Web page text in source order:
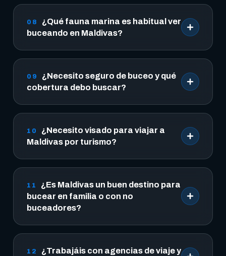
08
¿Qué fauna marina es habitual ver
buceando en Maldivas?
09
¿Necesito seguro de buceo y qué
cobertura debo buscar?
10
¿Necesito visado para viajar a
Maldivas por turismo?
11
¿Es Maldivas un buen destino para
bucear en familia o con no
buceadores?
12
¿Trabajáis con agencias de viaje y